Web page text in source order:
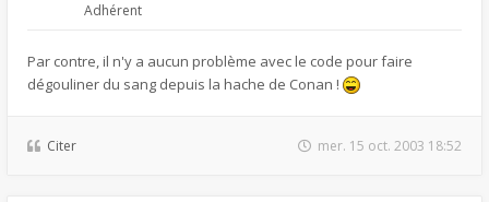
Adhérent
Par contre, il n'y a aucun problème avec le code pour faire
dégouliner du sang depuis la hache de Conan !
Citer mer. 15 oct. 2003 18:52